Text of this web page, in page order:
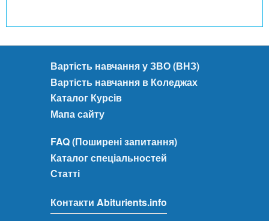
Вартість навчання у ЗВО (ВНЗ)
Вартість навчання в Коледжах
Каталог Курсів
Мапа сайту
FAQ (Поширені запитання)
Каталог спеціальностей
Статті
Контакти Abiturients.info